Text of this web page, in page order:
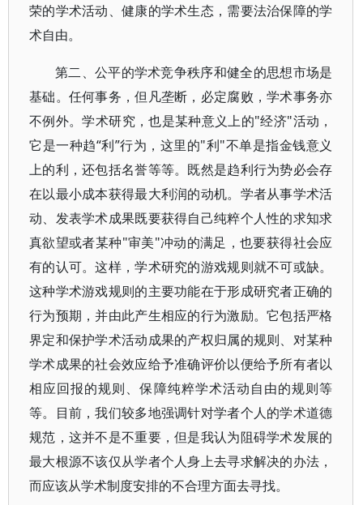
荣的学术活动、健康的学术生态，需要法治保障的学
术自由。
第二、公平的学术竞争秩序和健全的思想市场是
基础。任何事务，但凡垄断，必定腐败，学术事务亦
不例外。学术研究，也是某种意义上的"经济"活动，
它是一种趋“利”行为，这里的"利"不单是指金钱意义
上的利，还包括名誉等等。既然是趋利行为势必会存
在以最小成本获得最大利润的动机。学者从事学术活
动、发表学术成果既要获得自己纯粹个人性的求知求
真欲望或者某种"审美"冲动的满足，也要获得社会应
有的认可。这样，学术研究的游戏规则就不可或缺。
这种学术游戏规则的主要功能在于形成研究者正确的
行为预期，并由此产生相应的行为激励。它包括严格
界定和保护学术活动成果的产权归属的规则、对某种
学术成果的社会效应给予准确评价以便给予所有者以
相应回报的规则、保障纯粹学术活动自由的规则等
等。目前，我们较多地强调针对学者个人的学术道德
规范，这并不是不重要，但是我认为阻碍学术发展的
最大根源不该仅从学者个人身上去寻求解决的办法，
而应该从学术制度安排的不合理方面去寻找。